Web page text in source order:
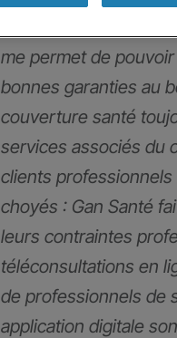
Mes clients et moi
me permet de
bonnes garanties au
couverture santé
services associés du
clients
choyés : Gan Santé
leurs contraintes
téléconsultations en
de professionnels de
application digitale